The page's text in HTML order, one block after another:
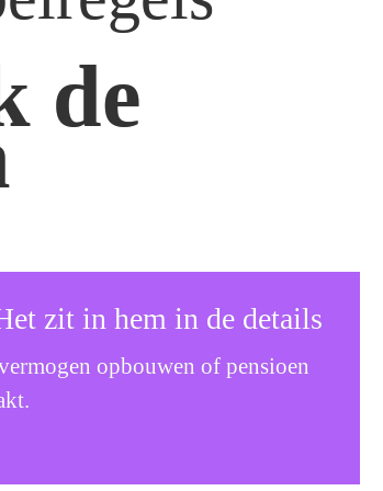
de
zit in hem in de details
opbouwen of pensioen